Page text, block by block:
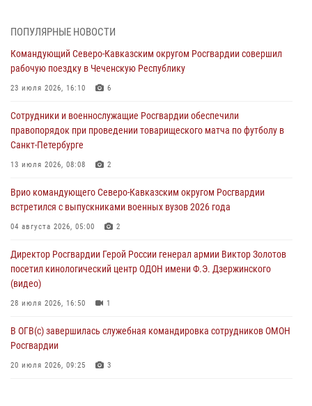
Росгвардейцы задержали мужчину, открывшего стрельбу в
Подмосковье (видео)
Росгвардейцы провели выставку вооружения для участников сбора
«Гвардеец» в Пензе (видео)
06 августа 2026, 12:00
В Курске росгвардейцы приняли участие в митинге, посвященном
второй годовщине вторжения ВСУ на территорию области
06 августа 2026, 11:56 4
В Санкт-Петербурге наряд Росгвардии задержал правонарушителя,
угрожавшего подростку травматическим пистолетом
06 августа 2026, 11:33
ПОПУЛЯРНЫЕ НОВОСТИ
Командующий Северо-Кавказским округом Росгвардии совершил
рабочую поездку в Чеченскую Республику
23 июля 2026, 16:10 6
Сотрудники и военнослужащие Росгвардии обеспечили
правопорядок при проведении товарищеского матча по футболу в
Санкт-Петербурге
13 июля 2026, 08:08 2
Врио командующего Северо-Кавказским округом Росгвардии
встретился с выпускниками военных вузов 2026 года
04 августа 2026, 05:00 2
Директор Росгвардии Герой России генерал армии Виктор Золотов
посетил кинологический центр ОДОН имени Ф.Э. Дзержинского
(видео)
28 июля 2026, 16:50 1
В ОГВ(с) завершилась служебная командировка сотрудников ОМОН
Росгвардии
20 июля 2026, 09:25 3